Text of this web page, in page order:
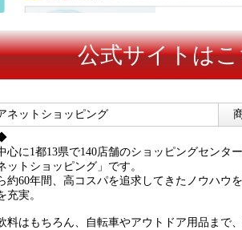
公式サイトは
ネットショッピング
心に1都13県で140店舗のショッピングセンタ
ットショッピング」です。
約60年間、高コスパを追求してきたノウハウ
充実。
料はもちろん、自転車やアウトドア用品まで